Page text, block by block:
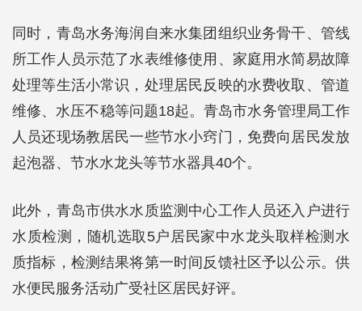
同时，青岛水务海润自来水集团组织业务骨干、管线
所工作人员示范了水表维修使用、家庭用水简易故障
处理等生活小常识，处理居民反映的水费收取、管道
维修、水压不稳等问题18起。青岛市水务管理局工作
人员还现场教居民一些节水小窍门，免费向居民发放
起泡器、节水水龙头等节水器具40个。
此外，青岛市供水水质监测中心工作人员还入户进行
水质检测，随机选取5户居民家中水龙头取样检测水
质指标，检测结果将第一时间反馈社区予以公示。供
水便民服务活动广受社区居民好评。